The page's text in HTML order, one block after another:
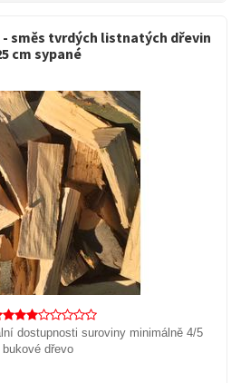
směs tvrdých listnatých dřevin
cm sypané
dostupnosti suroviny minimálně 4/5
bukové dřevo